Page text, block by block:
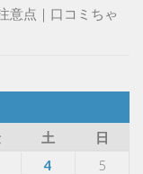
意点｜口コミちゃ
土
日
4
5